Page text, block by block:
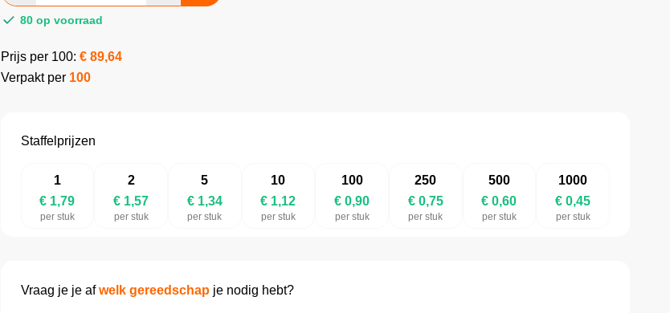
80 op voorraad
Prijs per 100: € 89,64
Verpakt per 100
Staffelprijzen
1
€ 1,79
per stuk
2
€ 1,57
per stuk
5
€ 1,34
per stuk
10
€ 1,12
per stuk
100
€ 0,90
per stuk
250
€ 0,75
per stuk
500
€ 0,60
per stuk
1000
€ 0,45
per stuk
Vraag je je afwelk gereedschapje nodig hebt?